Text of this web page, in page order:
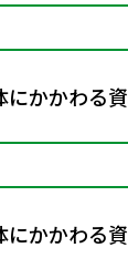
かかわる
かかわる